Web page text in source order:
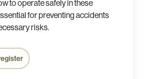
to operate safely in these
for preventing accidents
risks.